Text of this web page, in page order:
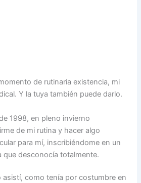
de rutinaria existencia, mi
Y la tuya también puede darlo.
1998, en pleno invierno
de mi rutina y hacer algo
para mí, inscribiéndome en un
que desconocía totalmente.
asistí, como tenía por costumbre en